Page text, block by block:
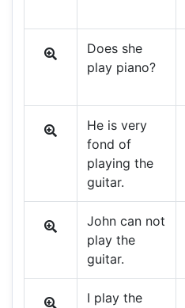
Does she
play piano?
He is very
fond of
playing the
guitar.
John can not
play the
guitar.
I play the